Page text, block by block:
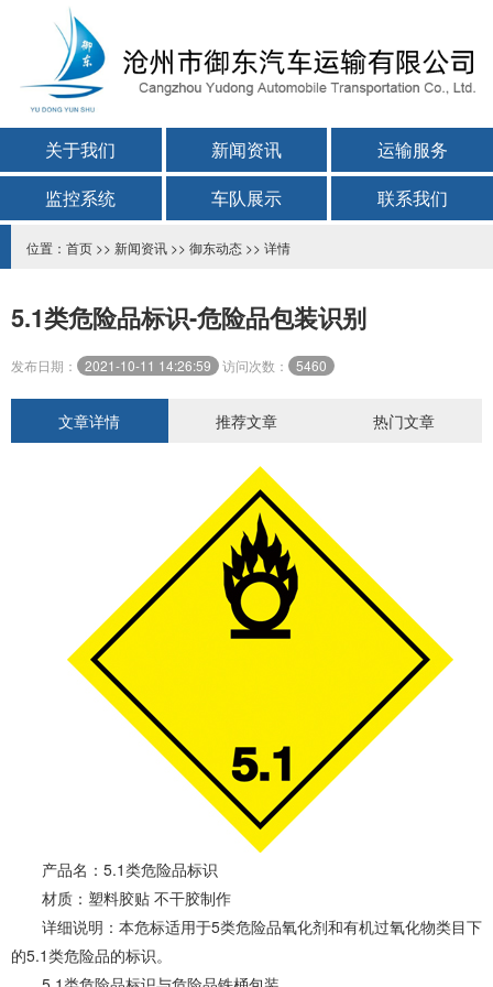
关于我们 新闻资讯
运输服务
监控系统
车队展示 联系我们
位置： 首页 >> 新闻资讯 >> 御东动态 >> 详情
5.1类危险品标识-危险品包装识别
发布日期： 2021-10-11 14:26:59 访问次数： 5460
文章详情 推荐文章 热门文章
产品名：5.1类危险品标识
材质：塑料胶贴 不干胶制作
详细说明：本危标适用于5类危险品氧化剂和有机过氧化物类目下
的5.1类危险品的标识。